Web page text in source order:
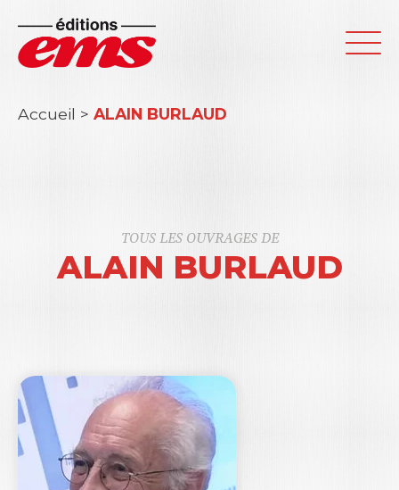
Accueil > ALAIN BURLAUD
TOUS LES OUVRAGES DE
ALAIN BURLAUD